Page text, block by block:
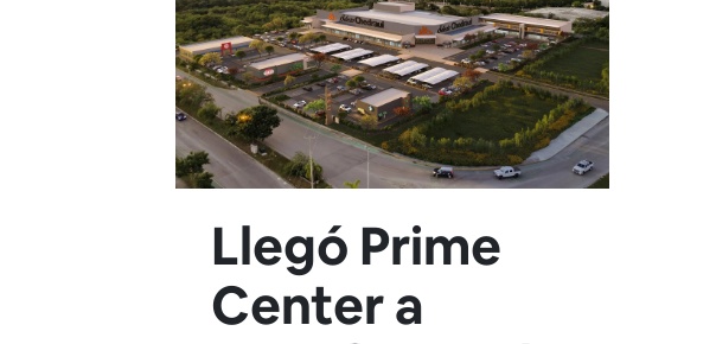
Llegó Prime
Center a